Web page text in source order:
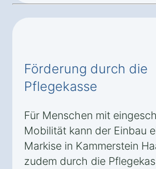
Förderung durch die
Pflegekasse
Für Menschen mit
Mobilität kann der Einbau
Markise in Kammerstein
zudem durch die